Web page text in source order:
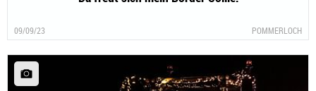
09/09/23 POMMERLOCH